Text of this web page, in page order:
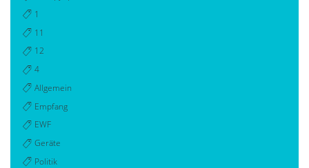
1
11
12
4
Allgemein
Empfang
EWF
Geräte
Politik